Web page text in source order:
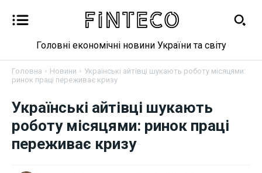
Новини
Бізнес
Головні економічні новини України та світу
Головна Новини
Українські айтівці шукають роботу місяцями:
ринок праці переживає кризу
Українські айтівці шукають
роботу місяцями: ринок праці
переживає кризу